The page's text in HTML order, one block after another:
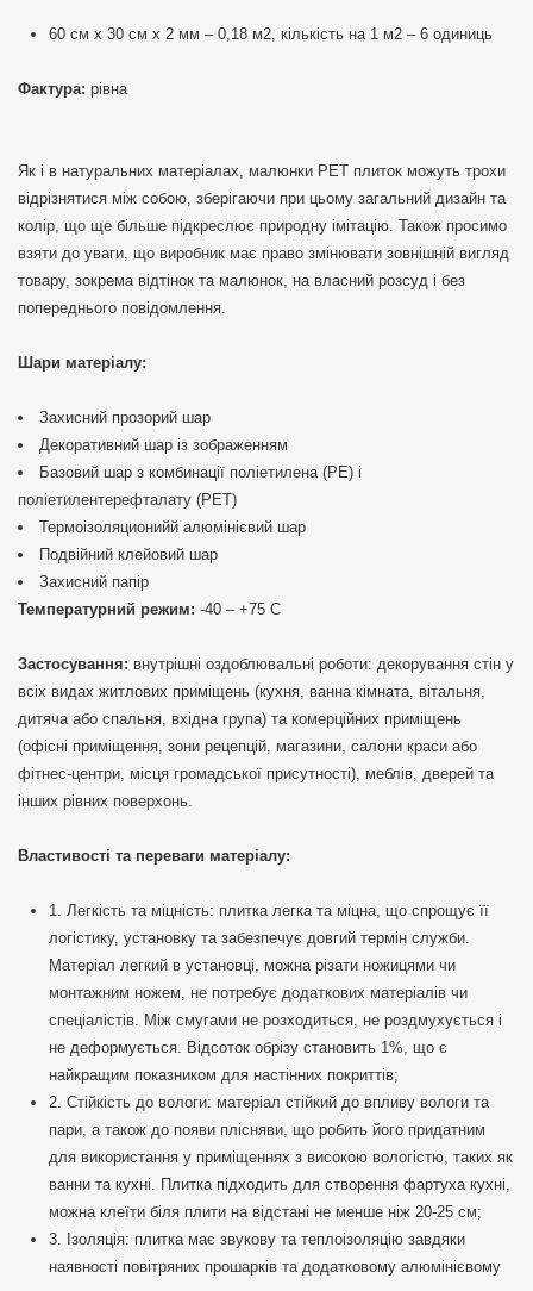
60 см х 30 см х 2 мм – 0,18 м2, кількість на 1 м2 – 6 одиниць
Фактура: рівна
Як і в натуральних матеріалах, малюнки РЕТ плиток можуть трохи
відрізнятися між собою, зберігаючи при цьому загальний дизайн та
колір, що ще більше підкреслює природну імітацію. Також просимо
взяти до уваги, що виробник має право змінювати зовнішній вигляд
товару, зокрема відтінок та малюнок, на власний розсуд і без
попереднього повідомлення.
Шари матеріалу:
Захисний прозорий шар
Декоративний шар із зображенням
Базовий шар з комбинації поліетилена (PE) і
поліетилентерефталату (PET)
Термоізоляционийй алюмінієвий шар
Подвійний клейовий шар
Захисний папір
Температурний режим: -40 – +75 С
Застосування: внутрішні оздоблювальні роботи: декорування стін у
всіх видах житлових приміщень (кухня, ванна кімната, вітальня,
дитяча або спальня, вхідна група) та комерційних приміщень
(офісні приміщення, зони рецепцій, магазини, салони краси або
фітнес-центри, місця громадської присутності), меблів, дверей та
інших рівних поверхонь.
Властивості та переваги матеріалу:
1. Легкість та міцність: плитка легка та міцна, що спрощує її
логістику, установку та забезпечує довгий термін служби.
Матеріал легкий в установці, можна різати ножицями чи
монтажним ножем, не потребує додаткових матеріалів чи
спеціалістів. Між смугами не розходиться, не роздмухується і
не деформується. Відсоток обрізу становить 1%, що є
найкращим показником для настінних покриттів;
2. Стійкість до вологи: матеріал стійкий до впливу вологи та
пари, а також до появи плісняви, що робить його придатним
для використання у приміщеннях з високою вологістю, таких як
ванни та кухні. Плитка підходить для створення фартуха кухні,
можна клеїти біля плити на відстані не менше ніж 20-25 см;
3. Ізоляція: плитка має звукову та теплоізоляцію завдяки
наявності повітряних прошарків та додатковому алюмінієвому